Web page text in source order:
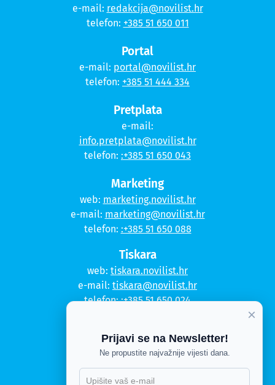
e-mail: redakcija@novilist.hr
telefon: +385 51 650 011
Portal
e-mail: portal@novilist.hr
telefon: +385 51 444 334
Pretplata
e-mail:
info.pretplata@novilist.hr
telefon: :+385 51 650 043
Marketing
web: marketing.novilist.hr
e-mail: marketing@novilist.hr
telefon: :+385 51 650 088
Tiskara
web: tiskara.novilist.hr
e-mail: tiskara@novilist.hr
telefon::+385 51 650 024
Kontakt
Politika privatnosti
×
Prijavi se na Newsletter!
Ne propustite najvažnije vijesti dana.